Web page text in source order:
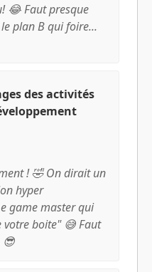
😂 Faut presque
plan B qui foire...
des activités
! 🤣 On dirait un
hyper
game master qui
votre boite" 😅 Faut
😎